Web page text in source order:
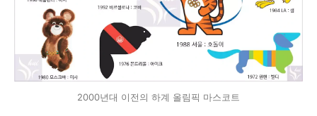
2000년대 이전의 하계 올림픽 마스코트